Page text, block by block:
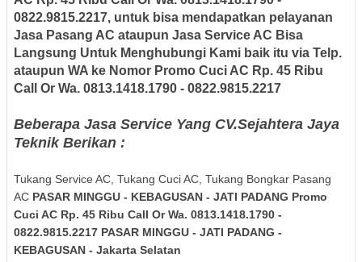
0822.9815.2217, untuk bisa mendapatkan pelayanan
Jasa Pasang AC ataupun Jasa Service AC Bisa
Langsung Untuk Menghubungi Kami baik itu via Telp.
ataupun WA ke Nomor Promo Cuci AC Rp. 45 Ribu
Call Or Wa. 0813.1418.1790 - 0822.9815.2217
Beberapa Jasa Service Yang CV.Sejahtera Jaya
Teknik Berikan :
Tukang Service AC, Tukang Cuci AC, Tukang Bongkar Pasang
AC PASAR MINGGU - KEBAGUSAN - JATI PADANG Promo
Cuci AC Rp. 45 Ribu Call Or Wa. 0813.1418.1790 -
0822.9815.2217 PASAR MINGGU - JATI PADANG -
KEBAGUSAN - Jakarta Selatan